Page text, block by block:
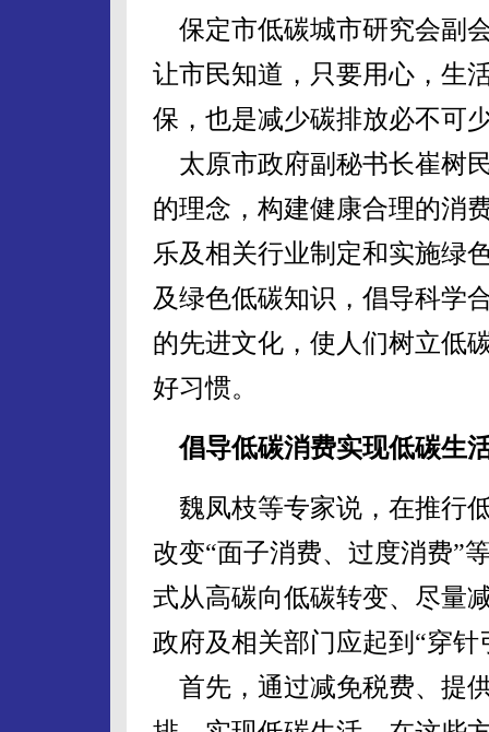
保定市低碳城市研究会副
让市民知道，只要用心，生
保，也是减少碳排放必不可
太原市政府副秘书长崔树
的理念，构建健康合理的消
乐及相关行业制定和实施绿
及绿色低碳知识，倡导科学
的先进文化，使人们树立低
好习惯。
倡导低碳消费实现低碳生
魏凤枝等专家说，在推行
改变“面子消费、过度消费”
式从高碳向低碳转变、尽量
政府及相关部门应起到“穿
首先，通过减免税费、提